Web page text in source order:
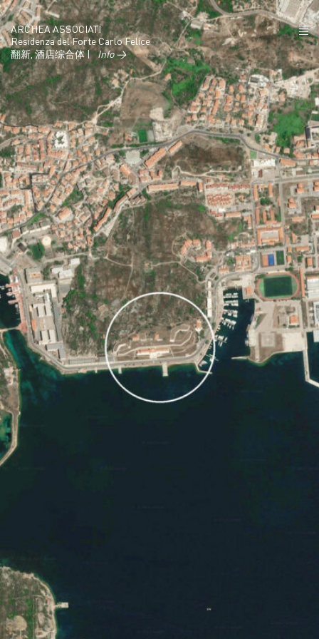
ARCHEA ASSOCIATI
项目
政策
联系
EN
Residenza del Forte Carlo Felice
翻新, 酒店综合体 | Info →